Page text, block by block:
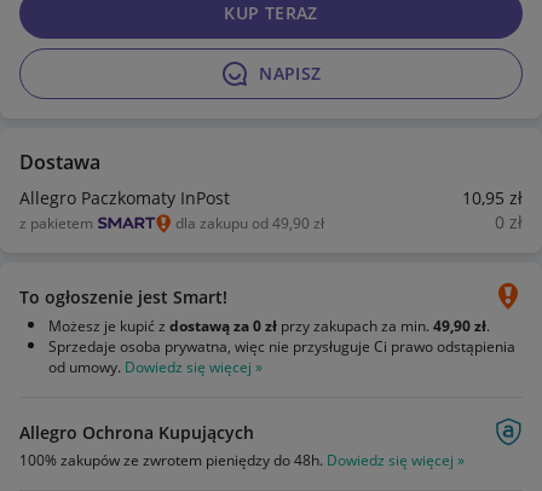
NAPISZ
KUP TERAZ
Dostawa
Allegro Paczkomaty InPost 10,95 zł
z pakietem dla zakupu od 49,90 zł 0 zł
To ogłoszenie jest Smart!
Możesz je kupić z dostawą za 0 zł przy zakupach za min. 49,90 zł.
Sprzedaje osoba prywatna, więc nie przysługuje Ci prawo odstąpienia
od umowy. Dowiedz się więcej »
Allegro Ochrona Kupujących
100% zakupów ze zwrotem pieniędzy do 48h. Dowiedz się więcej »